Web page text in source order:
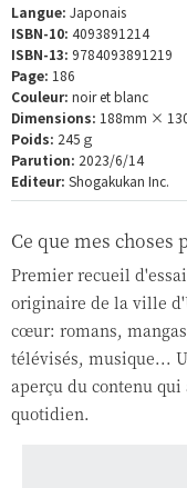
Langue: Japonais
ISBN-10: 4093891214
ISBN-13: 9784093891219
Page: 186
Couleur: noir et blanc
Dimensions: 188mm ×
Poids: 245ｇ
Parution: 2023/6/14
Editeur: Shogakukan Inc.
Ce que mes
Premier recueil
originaire de la ville
cœur: romans,
télévisés, musique...
aperçu du contenu
quotidien.